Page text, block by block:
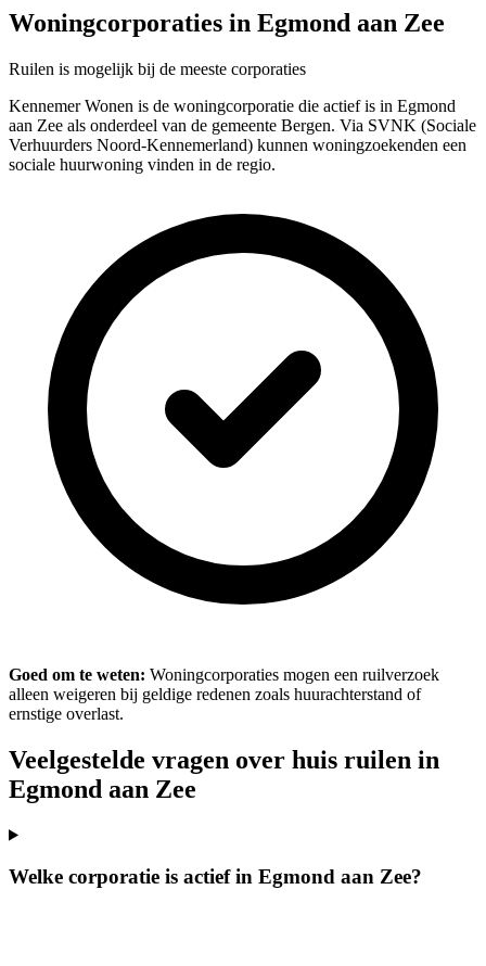
Woningcorporaties in Egmond aan Zee
Ruilen is mogelijk bij de meeste corporaties
Kennemer Wonen is de woningcorporatie die actief is in Egmond
aan Zee als onderdeel van de gemeente Bergen. Via SVNK (Sociale
Verhuurders Noord-Kennemerland) kunnen woningzoekenden een
sociale huurwoning vinden in de regio.
Goed om te weten: Woningcorporaties mogen een ruilverzoek
alleen weigeren bij geldige redenen zoals huurachterstand of
ernstige overlast.
Veelgestelde vragen over huis ruilen in
Egmond aan Zee
Welke corporatie is actief in Egmond aan Zee?